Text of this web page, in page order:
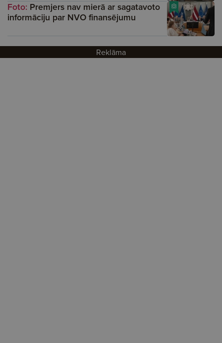
Foto: Premjers nav mierā ar sagatavoto
informāciju par NVO finansējumu
Reklāma